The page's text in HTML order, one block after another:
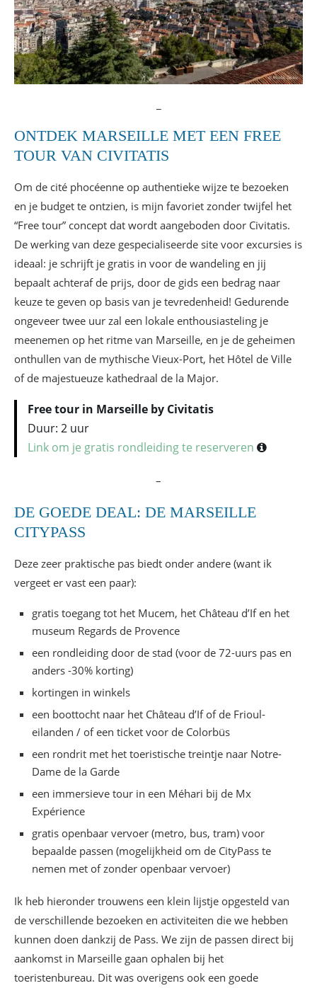
Een foodcourt in Marseille? Les Grandes Halles
du Vieux Port
Waar kun je Italiaans eten in Marseille? La
Cantinetta
Waar kun je in Marseille op een terras eten op
Waar kun je pizza eten in de wijk Le Panier?
Chez Etienne
Waar kun je zeevruchten eten in Le Panier?
Waar kun je in Marseille op de oude haven
eten? Le Fioupelan
Waar kun je een retro-avond beleven in
Marseille? Flashback Café (update 2026: gesloten)
Een cocktailbar in Marseille? Carry Nation
Mijn favoriete accommodaties in
Marseille: waar te slapen?
ONTDEK MARSEILLE MET EEN FREE
TOUR VAN CIVITATIS
Om de cité phocéenne op authentieke wijze te bezoeken
en je budget te ontzien, is mijn favoriet zonder twijfel het
“Free tour” concept dat wordt aangeboden door Civitatis.
De werking van deze gespecialiseerde site voor excursies is
ideaal: je schrijft je gratis in voor de wandeling en jij
bepaalt achteraf de prijs, door de gids een bedrag naar
keuze te geven op basis van je tevredenheid! Gedurende
ongeveer twee uur zal een lokale enthousiasteling je
meenemen op het ritme van Marseille, en je de geheimen
onthullen van de mythische Vieux-Port, het Hôtel de Ville
of de majestueuze kathedraal de la Major.
Free tour in Marseille by Civitatis
Duur: 2 uur
Link om je gratis rondleiding te reserveren
–
DE GOEDE DEAL: DE MARSEILLE
CITYPASS
Deze zeer praktische pas biedt onder andere (want ik
vergeet er vast een paar):
gratis toegang tot het Mucem, het Château d’If en het
museum Regards de Provence
een rondleiding door de stad (voor de 72-uurs pas en
anders -30% korting)
kortingen in winkels
een boottocht naar het Château d’If of de Frioul-
eilanden / of een ticket voor de Colorbüs
een rondrit met het toeristische treintje naar Notre-
Dame de la Garde
een immersieve tour in een Méhari bij de Mx
Expérience
gratis openbaar vervoer (metro, bus, tram) voor
bepaalde passen (mogelijkheid om de CityPass te
nemen met of zonder openbaar vervoer)
Ik heb hieronder trouwens een klein lijstje opgesteld van
de verschillende bezoeken en activiteiten die we hebben
kunnen doen dankzij de Pass. We zijn de passen direct bij
aankomst in Marseille gaan ophalen bij het
toeristenbureau. Dit was overigens ook een goede